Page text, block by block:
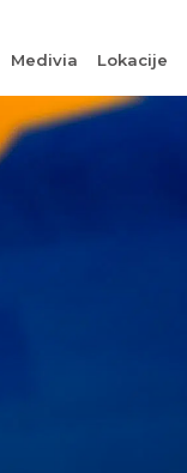
Medivia Lokacije